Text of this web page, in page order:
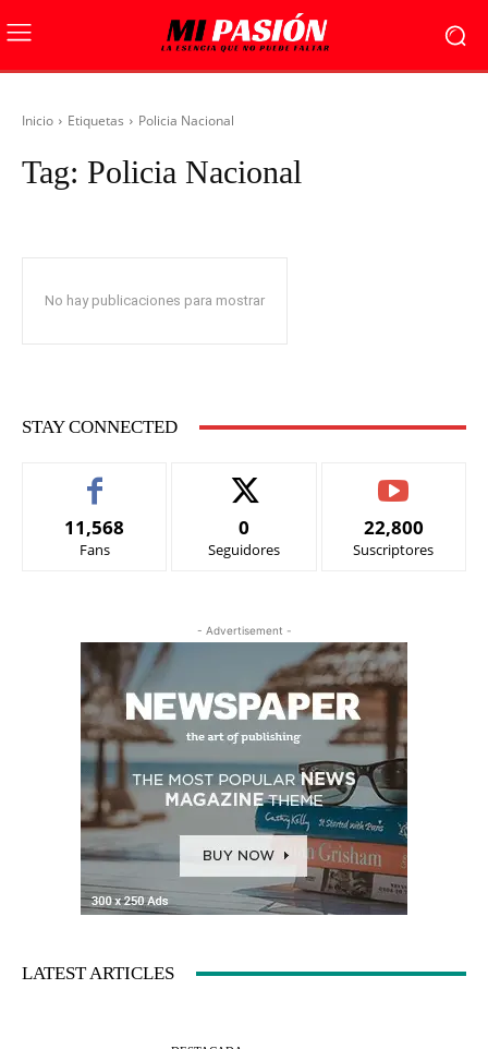
Inicio Etiquetas Policia Nacional
Tag: Policia Nacional
No hay publicaciones para mostrar
STAY CONNECTED
11,568
Fans
0
Seguidores
22,800
Suscriptores
- Advertisement -
LATEST ARTICLES